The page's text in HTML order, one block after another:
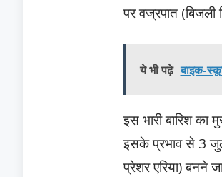
पर वज्रपात (बिजली
ये भी पढ़े बाइक-
इस भारी बारिश का
इसके प्रभाव से 3
प्रेशर एरिया) बनने